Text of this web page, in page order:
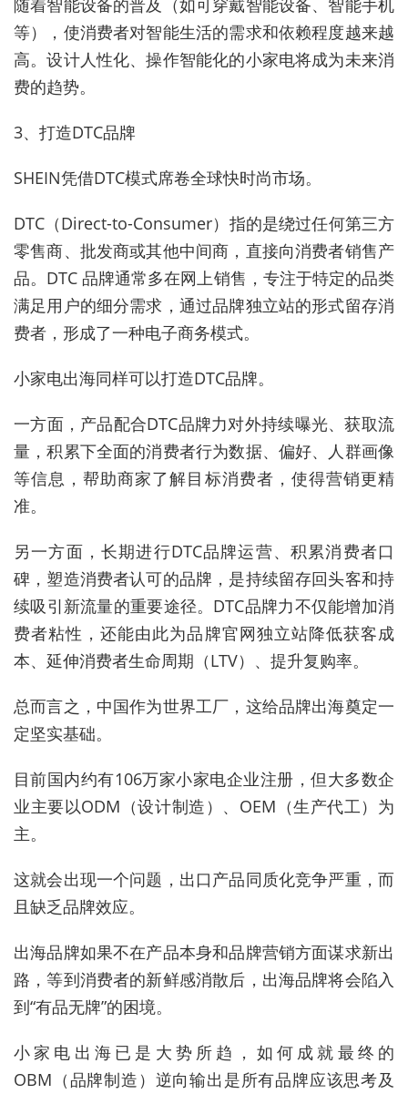
随着智能设备的普及（如可穿戴智能设备、智能手机
等），使消费者对智能生活的需求和依赖程度越来越
高。设计人性化、操作智能化的小家电将成为未来消
费的趋势。
3、打造DTC品牌
SHEIN凭借DTC模式席卷全球快时尚市场。
DTC（Direct-to-Consumer）指的是绕过任何第三方
零售商、批发商或其他中间商，直接向消费者销售产
品。DTC 品牌通常多在网上销售，专注于特定的品类
满足用户的细分需求，通过品牌独立站的形式留存消
费者，形成了一种电子商务模式。
小家电出海同样可以打造DTC品牌。
一方面，产品配合DTC品牌力对外持续曝光、获取流
量，积累下全面的消费者行为数据、偏好、人群画像
等信息，帮助商家了解目标消费者，使得营销更精
准。
另一方面，长期进行DTC品牌运营、积累消费者口
碑，塑造消费者认可的品牌，是持续留存回头客和持
续吸引新流量的重要途径。DTC品牌力不仅能增加消
费者粘性，还能由此为品牌官网独立站降低获客成
本、延伸消费者生命周期（LTV）、提升复购率。
总而言之，中国作为世界工厂，这给品牌出海奠定一
定坚实基础。
目前国内约有106万家小家电企业注册，但大多数企
业主要以ODM（设计制造）、OEM（生产代工）为
主。
这就会出现一个问题，出口产品同质化竞争严重，而
且缺乏品牌效应。
出海品牌如果不在产品本身和品牌营销方面谋求新出
路，等到消费者的新鲜感消散后，出海品牌将会陷入
到“有品无牌”的困境。
小家电出海已是大势所趋，如何成就最终的
OBM（品牌制造）逆向输出是所有品牌应该思考及